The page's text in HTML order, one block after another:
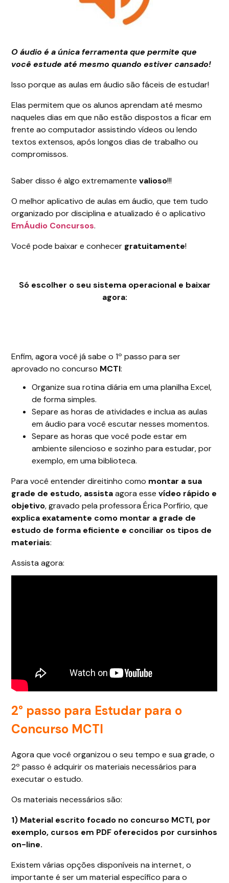
O áudio é a única ferramenta que permite que
você estude até mesmo quando estiver cansado!
Isso porque as aulas em áudio são fáceis de estudar!
Elas permitem que os alunos aprendam até mesmo
naqueles dias em que não estão dispostos a ficar em
frente ao computador assistindo vídeos ou lendo
textos extensos, após longos dias de trabalho ou
compromissos.
Saber disso é algo extremamentevalioso!!!
O melhor aplicativo de aulas em áudio, que tem tudo
organizado por disciplina e atualizado é o aplicativo
EmÁudio Concursos.
Você pode baixar e conhecer gratuitamente!
Só escolher o seu sistema operacional e baixar
agora:
Enfim, agora você já sabe o 1º passo para ser
aprovado no concurso MCTI:
Organize sua rotina diária em uma planilha Excel,
de forma simples.
Separe as horas de atividades e inclua as aulas
em áudio para você escutar nesses momentos.
Separe as horas que você pode estar em
ambiente silencioso e sozinho para estudar, por
exemplo, em uma biblioteca.
Para você entender direitinho como montar a sua
grade de estudo, assistaagora essevídeo rápido e
objetivo, gravado pela professora Érica Porfírio, que
explica exatamente como montar a grade de
estudo de forma eficiente e conciliar os tipos de
materiais:
Assista agora:
2° passo para Estudar para o
Concurso MCTI
Agora que você organizou o seu tempo e sua grade, o
2º passo é adquirir os materiais necessários para
executar o estudo.
Os materiais necessários são:
1) Material escrito focado no concurso MCTI, por
exemplo, cursos em PDF oferecidos por cursinhos
on-line.
Existem várias opções disponíveis na internet, o
importante é ser um material específico para o